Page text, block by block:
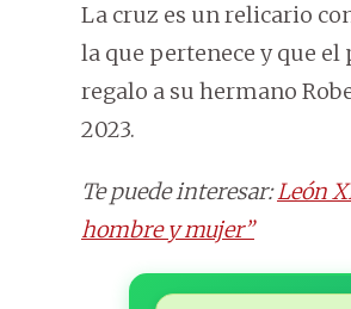
La cruz es un relicario
la que pertenece y que el
regalo a su hermano
2023.
Te puede interesar:León
hombre y mujer”